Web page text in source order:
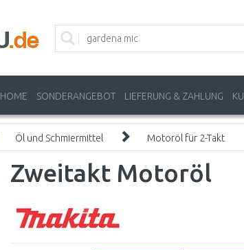
HOME SONDERANGEBOT LIEFERUNG & ZAHLUNG
Öl und Schmiermittel Motoröl für 2-Takt
Zweitakt Motoröl